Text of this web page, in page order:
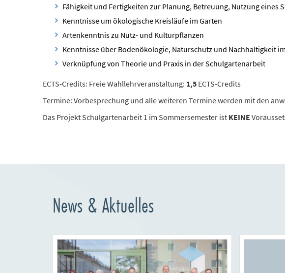
Fähigkeit und Fertigkeiten zur Planung, Betreuung, Nutzung
Kenntnisse um ökologische Kreisläufe im Garten
Artenkenntnis zu Nutz- und Kulturpflanzen
Kenntnisse über Bodenökologie, Naturschutz und Nachhaltigkeit
Verknüpfung von Theorie und Praxis in der Schulgartenarbeit
ECTS-Credits: Freie Wahllehrveranstaltung: 1,5 ECTS-Credits
Termine: Vorbesprechung und alle weiteren Termine werden mit den
Das Projekt Schulgartenarbeit 1 im Sommersemester ist KEINE
News & Aktuelles